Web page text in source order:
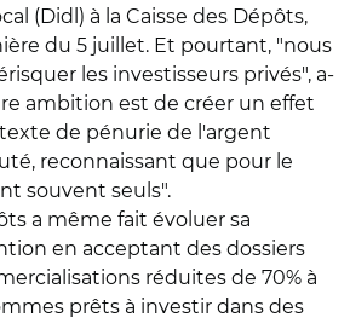
(Didl) à la Caisse des Dépôts,
du 5 juillet. Et pourtant, "nous
les investisseurs privés", a-
ambition est de créer un effet
de pénurie de l'argent
reconnaissant que pour le
souvent seuls".
a même fait évoluer sa
en acceptant des dossiers
réduites de 70% à
prêts à investir dans des